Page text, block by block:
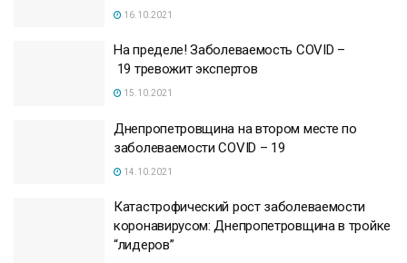
16.10.2021
На пределе! Заболеваемость COVID –
19 тревожит экспертов
15.10.2021
Днепропетровщина на втором месте по
заболеваемости COVID – 19
14.10.2021
Катастрофический рост заболеваемости
коронавирусом: Днепропетровщина в тройке
“лидеров”